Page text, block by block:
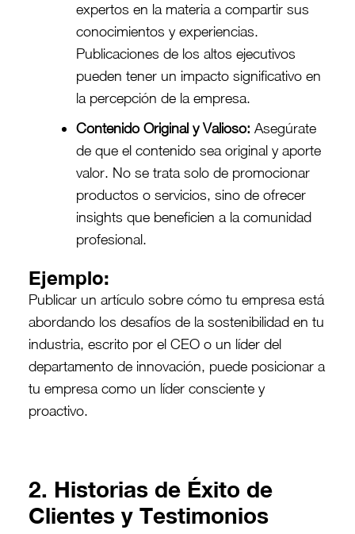
expertos en la materia a compartir sus
conocimientos y experiencias.
Publicaciones de los altos ejecutivos
pueden tener un impacto significativo en
la percepción de la empresa.
Contenido Original y Valioso: Asegúrate
de que el contenido sea original y aporte
valor. No se trata solo de promocionar
productos o servicios, sino de ofrecer
insights que beneficien a la comunidad
profesional.
Ejemplo:
Publicar un artículo sobre cómo tu empresa está
abordando los desafíos de la sostenibilidad en tu
industria, escrito por el CEO o un líder del
departamento de innovación, puede posicionar a
tu empresa como un líder consciente y
proactivo.
2. Historias de Éxito de
Clientes y Testimonios